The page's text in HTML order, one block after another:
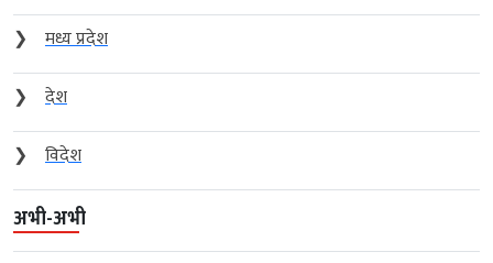
❯
मध्य प्रदेश
❯
देश
❯
विदेश
अभी-अभी